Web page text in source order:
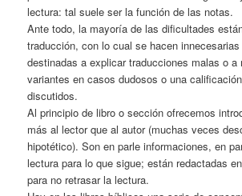
lectura: tal suele ser la función de las notas.
Ante todo, la mayoría de las dificultades
traducción, con lo cual se hacen
destinadas a explicar traducciones malas o a
variantes en casos dudosos o una
discutidos.
Al principio de libro o sección ofrecemos
más al lector que al autor (muchas veces
hipotético). Son en parle informaciones, en
lectura para lo que sigue; están redactadas
para no retrasar la lectura.